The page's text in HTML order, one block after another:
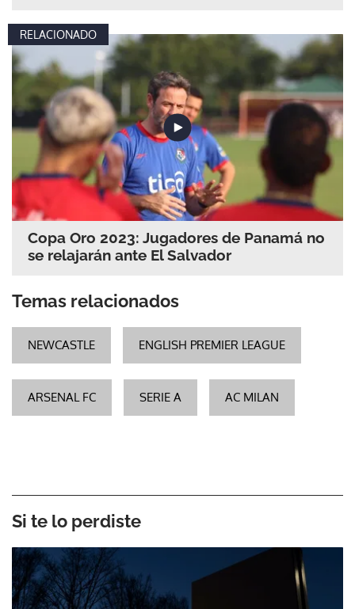
RELACIONADO
Copa Oro 2023: Jugadores de Panamá no
se relajarán ante El Salvador
Temas relacionados
NEWCASTLE ENGLISH PREMIER LEAGUE
ARSENAL FC SERIE A AC MILAN
Si te lo perdiste